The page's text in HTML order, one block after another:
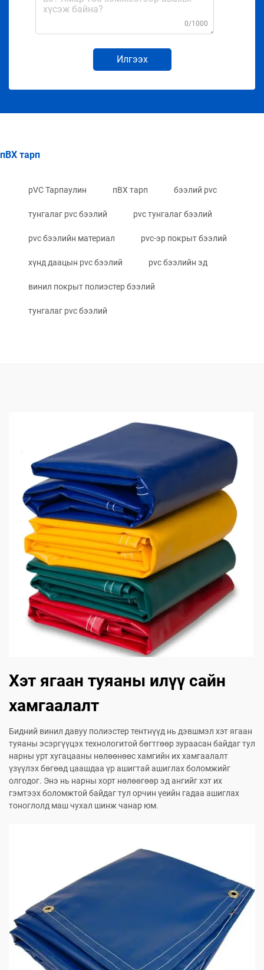
0/1000
Илгээх
пВХ тарп
pVC Тарпаулин пВХ тарп бээлий pvc
тунгалаг pvc бээлий pvc тунгалаг бээлий
pvc бээлийн материал pvc-эр покрыт бээлий
хүнд даацын pvc бээлий pvc бээлийн эд
винил покрыт полиэстер бээлий
тунгалаг pvc бээлий
Хэт ягаан туяаны илүү сайн
хамгаалалт
Бидний винил давуу полиэстер тентнүүд нь дэвшмэл хэт ягаан
туяаны эсэргүүцэх технологитой бөгтгөөр зураасан байдаг тул
нарны урт хугацааны нөлөөнөөс хамгийн их хамгаалалт
үзүүлэх бөгөөд цаашдаа үр ашигтай ашиглах боломжийг
олгодог. Энэ нь нарны хорт нөлөөгөөр эд ангийг хэт их
гэмтээх боломжтой байдаг тул орчин үеийн гадаа ашиглах
тоноглолд маш чухал шинж чанар юм.